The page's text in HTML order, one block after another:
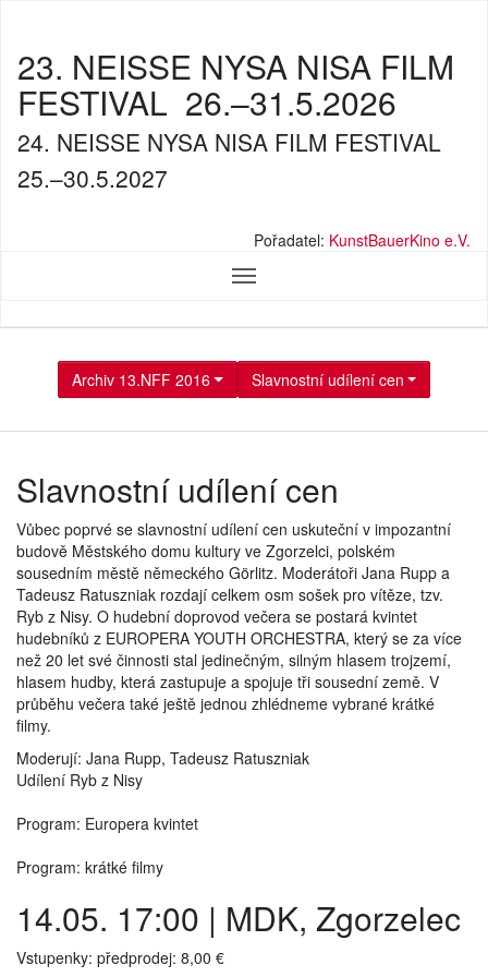
23. NEISSE NYSA NISA FILM
FESTIVAL 26.–31.5.2026
24. NEISSE NYSA NISA FILM FESTIVAL
25.–30.5.2027
Pořadatel: KunstBauerKino e.V.
Archiv 13.NFF 2016 Slavnostní udílení cen
Slavnostní udílení cen
Vůbec poprvé se slavnostní udílení cen uskuteční v impozantní
budově Městského domu kultury ve Zgorzelci, polském
sousedním městě německého Görlitz. Moderátoři Jana Rupp a
Tadeusz Ratuszniak rozdají celkem osm sošek pro vítěze, tzv.
Ryb z Nisy. O hudební doprovod večera se postará kvintet
hudebníků z EUROPERA YOUTH ORCHESTRA, který se za více
než 20 let své činnosti stal jedinečným, silným hlasem trojzemí,
hlasem hudby, která zastupuje a spojuje tři sousední země. V
průběhu večera také ještě jednou zhlédneme vybrané krátké
filmy.
Moderují: Jana Rupp, Tadeusz Ratuszniak
Udílení Ryb z Nisy
Program: Europera kvintet
Program: krátké filmy
14.05. 17:00 | MDK, Zgorzelec
Vstupenky: předprodej: 8,00 €